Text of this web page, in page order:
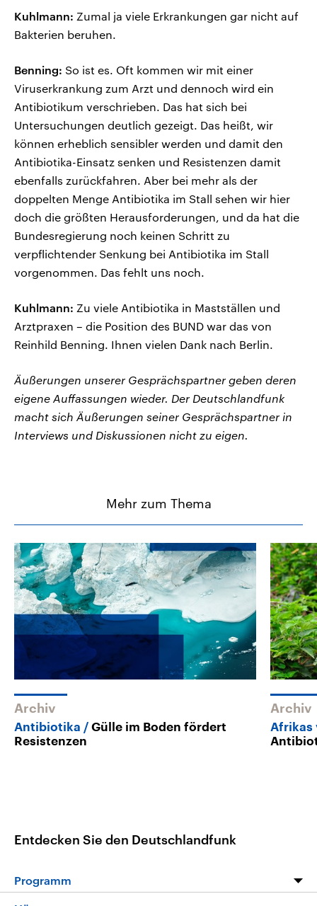
Kuhlmann: Zumal ja viele Erkrankungen gar nicht auf
Bakterien beruhen.
Benning: So ist es. Oft kommen wir mit einer
Viruserkrankung zum Arzt und dennoch wird ein
Antibiotikum verschrieben. Das hat sich bei
Untersuchungen deutlich gezeigt. Das heißt, wir
können erheblich sensibler werden und damit den
Antibiotika-Einsatz senken und Resistenzen damit
ebenfalls zurückfahren. Aber bei mehr als der
doppelten Menge Antibiotika im Stall sehen wir hier
doch die größten Herausforderungen, und da hat die
Bundesregierung noch keinen Schritt zu
verpflichtender Senkung bei Antibiotika im Stall
vorgenommen. Das fehlt uns noch.
Kuhlmann: Zu viele Antibiotika in Mastställen und
Arztpraxen – die Position des BUND war das von
Reinhild Benning. Ihnen vielen Dank nach Berlin.
Äußerungen unserer Gesprächspartner geben deren
eigene Auffassungen wieder. Der Deutschlandfunk
macht sich Äußerungen seiner Gesprächspartner in
Interviews und Diskussionen nicht zu eigen.
Mehr zum Thema
Archiv
Antibiotika
Gülle im Boden fördert
Resistenzen
Archiv
Afrikas
Entdecken Sie den Deutschlandfunk
Programm